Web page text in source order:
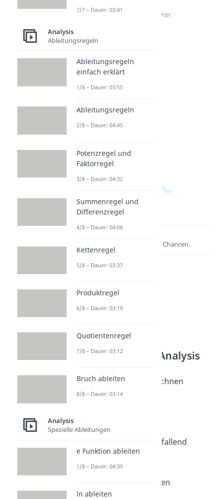
Dauer: 07:01
Entdecke hier deine Chancen.
Weitere Inhalte: Analysis
y Achsenabschnitt berechnen
Dauer: 04:32
Monotonieverhalten
Dauer: 04:47
Monoton steigend und fallend
Dauer: 03:31
Symmetrie Funktionen
Verhalten im Unendlichen
Dauer: 04:27
7/7 – Dauer: 03:41
Analysis
Ableitungsregeln
Ableitungsregeln
einfach erklärt
1/8 – Dauer: 03:55
Ableitungsregeln
2/8 – Dauer: 04:45
Potenzregel und
Faktorregel
3/8 – Dauer: 04:32
Summenregel und
Differenzregel
4/8 – Dauer: 04:06
Kettenregel
5/8 – Dauer: 03:37
Produktregel
6/8 – Dauer: 03:19
Quotientenregel
7/8 – Dauer: 03:12
Bruch ableiten
8/8 – Dauer: 03:14
Analysis
Spezielle Ableitungen
e Funktion ableiten
1/8 – Dauer: 04:39
ln ableiten